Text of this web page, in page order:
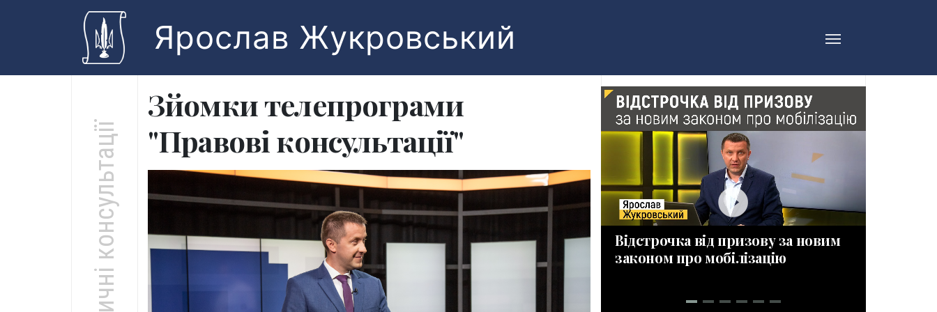
Skip to main content
Ярослав Жукровський
Юридичні консультації
Зйомки телепрограми
"Правові консультації"
Відстрочка від призову за новим
законом про мобілізацію